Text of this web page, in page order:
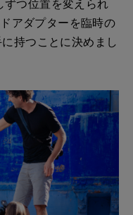
ずつ位置を変えられ
アダプターを臨時の
持つことに決めまし